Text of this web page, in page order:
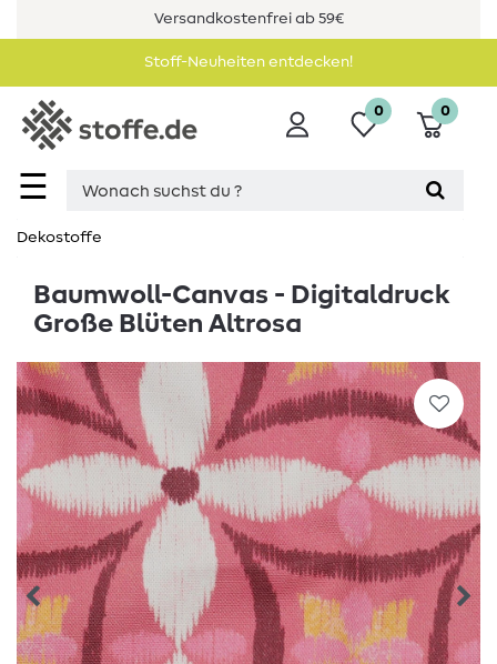
Versandkostenfrei ab 59€
Stoff-Neuheiten entdecken!
☰
0 0
Dekostoffe
Baumwoll-Canvas - Digitaldruck
Große Blüten Altrosa